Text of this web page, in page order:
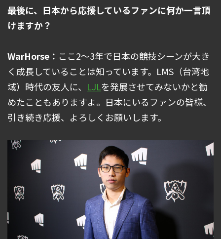
――最後に、日本から応援しているファンに何か一言頂
けますか？
WarHorse： ここ2～3年で日本の競技シーンが大き
く成長していることは知っています。LMS（台湾地
域）時代の友人に、 LJLを発展させてみないかと勧
めたこともありますよ。日本にいるファンの皆様、
引き続き応援、よろしくお願いします。